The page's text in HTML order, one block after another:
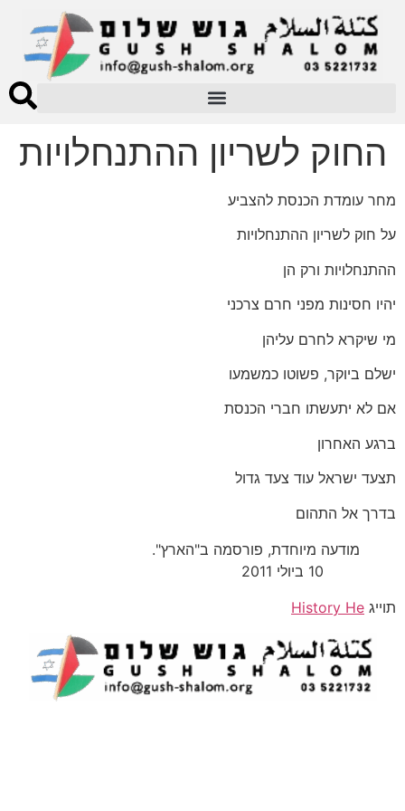
החוק לשריון ההתנחלויות
מחר עומדת הכנסת להצביע
על חוק לשריון ההתנחלויות
ההתנחלויות ורק הן
יהיו חסינות מפני חרם צרכני
מי שיקרא לחרם עליהן
ישלם ביוקר, פשוטו כמשמעו
אם לא יתעשתו חברי הכנסת
ברגע האחרון
תצעד ישראל עוד צעד גדול
בדרך אל התהום
מודעה מיוחדת, פורסמה ב"הארץ".
10 ביולי 2011
תוייג History He